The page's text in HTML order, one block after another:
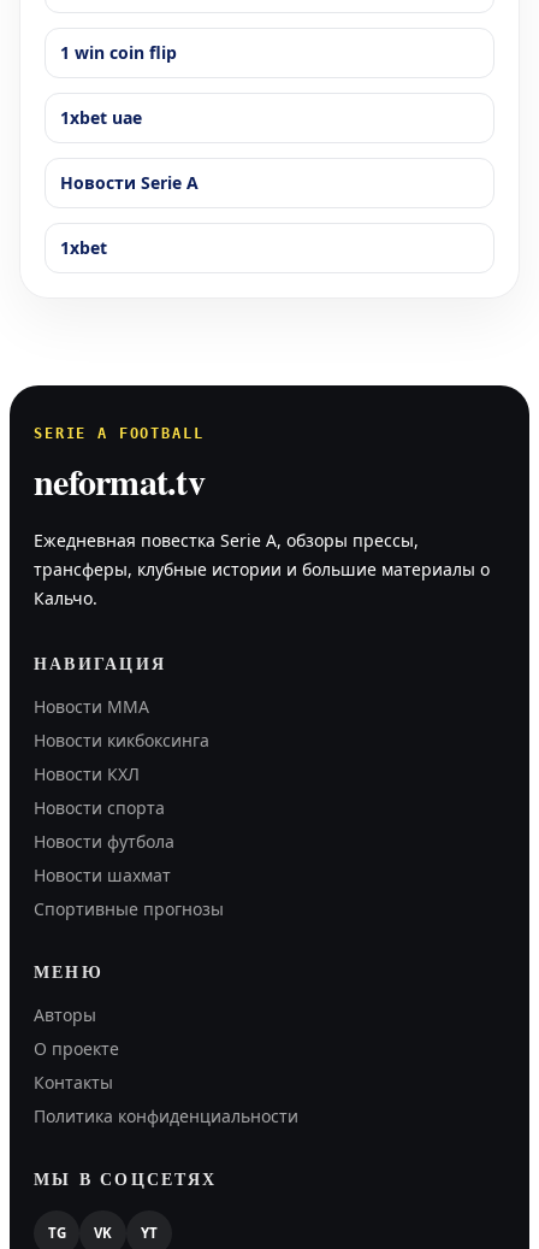
1 win coin flip
1xbet uae
Новости Serie A
1xbet
SERIE A FOOTBALL
neformat.tv
Ежедневная повестка Serie A, обзоры прессы,
трансферы, клубные истории и большие материалы о
Кальчо.
НАВИГАЦИЯ
Новости MMA
Новости кикбоксинга
Новости КХЛ
Новости спорта
Новости футбола
Новости шахмат
Спортивные прогнозы
МЕНЮ
Авторы
О проекте
Контакты
Политика конфиденциальности
МЫ В СОЦСЕТЯХ
TG VK YT